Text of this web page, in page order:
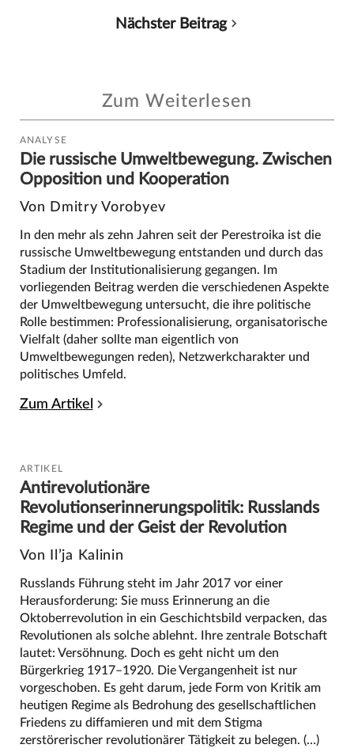
Nächster Beitrag
Zum Weiterlesen
ANALYSE
Die russische Umweltbewegung. Zwischen
Opposition und Kooperation
Von Dmitry Vorobyev
In den mehr als zehn Jahren seit der Perestroika ist die
russische Umweltbewegung entstanden und durch das
Stadium der Institutionalisierung gegangen. Im
vorliegenden Beitrag werden die verschiedenen Aspekte
der Umweltbewegung untersucht, die ihre politische
Rolle bestimmen: Professionalisierung, organisatorische
Vielfalt (daher sollte man eigentlich von
Umweltbewegungen reden), Netzwerkcharakter und
politisches Umfeld.
Zum Artikel
ARTIKEL
Antirevolutionäre
Revolutionserinnerungspolitik: Russlands
Regime und der Geist der Revolution
Von Il’ja Kalinin
Russlands Führung steht im Jahr 2017 vor einer
Herausforderung: Sie muss Erinnerung an die
Oktoberrevolution in ein Geschichtsbild verpacken, das
Revolutionen als solche ablehnt. Ihre zentrale Botschaft
lautet: Versöhnung. Doch es geht nicht um den
Bürgerkrieg 1917–1920. Die Vergangenheit ist nur
vorgeschoben. Es geht darum, jede Form von Kritik am
heutigen Regime als Bedrohung des gesellschaftlichen
Friedens zu diffamieren und mit dem Stigma
zerstörerischer revolutionärer Tätigkeit zu belegen. (…)